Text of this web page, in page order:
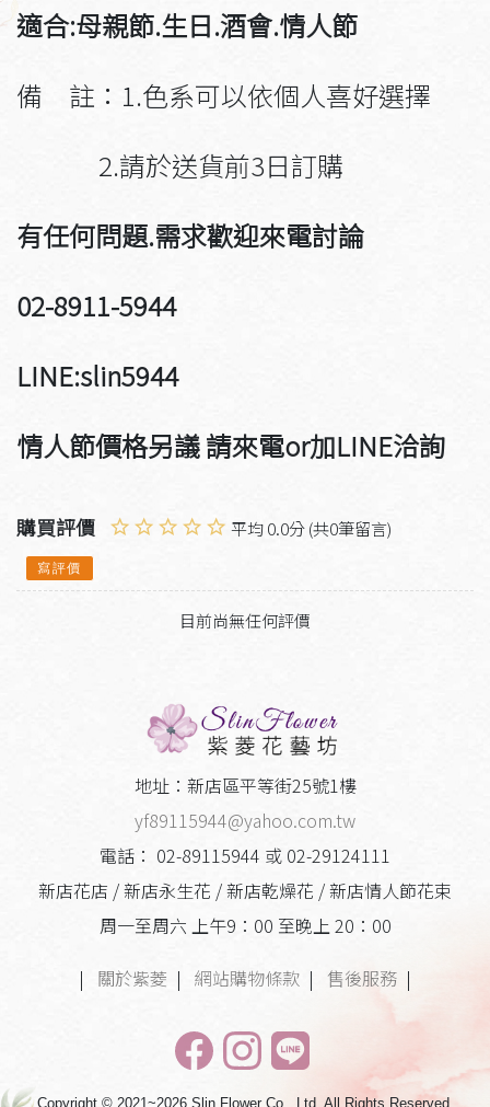
適合:母親節.生日.酒會.情人節
備 註：1.色系可以依個人喜好選擇
2.請於送貨前3日訂購
有任何問題.需求歡迎來電討論
02-8911-5944
LINE:slin5944
情人節價格另議 請來電or加LINE洽詢
購買評價 平均 0.0分 (共0筆留言)
寫評價
目前尚無任何評價
地址：新店區平等街25號1樓
yf89115944@yahoo.com.tw
電話： 02-89115944 或 02-29124111
新店花店 / 新店永生花 / 新店乾燥花 / 新店情人節花束
周一至周六 上午9：00 至晚上 20：00
|
關於紫菱 | 網站購物條款 | 售後服務 |
Copyright © 2021~2026 Slin Flower Co., Ltd. All Rights Reserved.